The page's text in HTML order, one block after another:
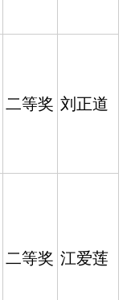
二等奖 刘正道
二等奖 江爱莲